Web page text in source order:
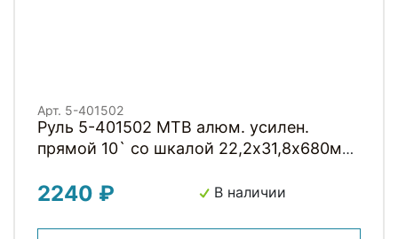
Арт. 5-401502
Руль 5-401502 MTB алюм. усилен.
прямой 10` со шкалой 22,2х31,8х680мм
flat on top-29 на блист. ZOOM
2240 ₽ В наличии